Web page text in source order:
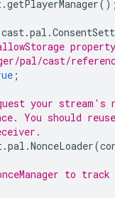
.getPlayerManager
cast.pal .
pal/cast/
;
your stream's
You should
.pal .NonceLoader(
to track